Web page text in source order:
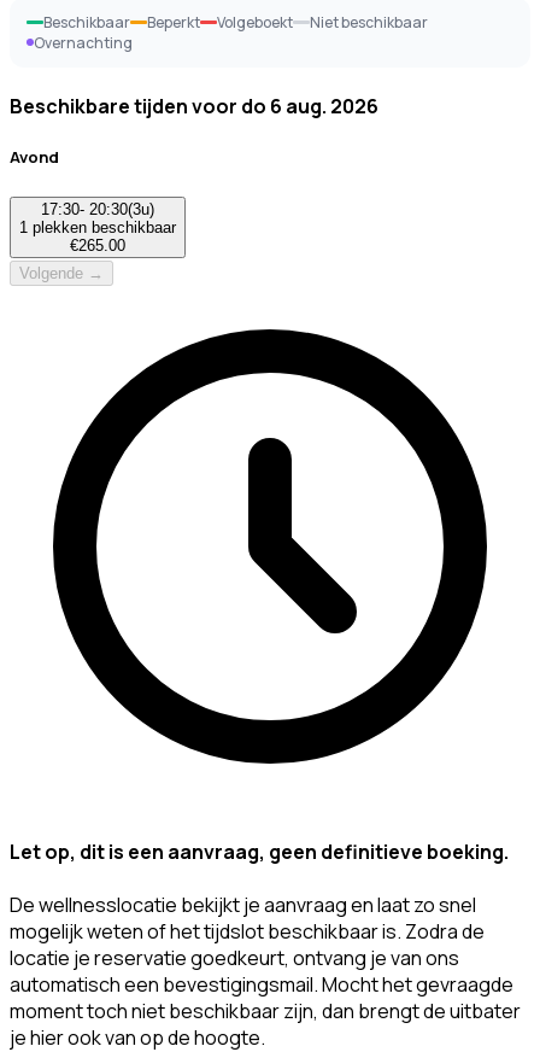
Beschikbaar Beperkt Volgeboekt
Niet beschikbaar
Overnachting
Beschikbare tijden voor do 6 aug. 2026
Avond
17:30- 20:30(3u)
1 plekken beschikbaar
€265.00
Volgende →
Let op, dit is een aanvraag, geen definitieve boeking.
De wellnesslocatie bekijkt je aanvraag en laat zo snel
mogelijk weten of het tijdslot beschikbaar is. Zodra de
locatie je reservatie goedkeurt, ontvang je van ons
automatisch een bevestigingsmail. Mocht het gevraagde
moment toch niet beschikbaar zijn, dan brengt de uitbater
je hier ook van op de hoogte.